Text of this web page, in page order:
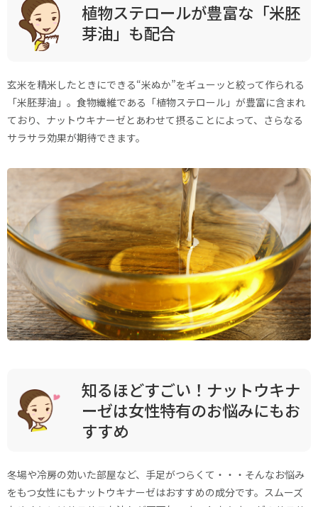
植物ステロールが豊富な「米胚
芽油」も配合
玄米を精米したときにできる“米ぬか”をギューッと絞って作られる
「米胚芽油」。食物繊維である「植物ステロール」が豊富に含まれ
ており、ナットウキナーゼとあわせて摂ることによって、さらなる
サラサラ効果が期待できます。
知るほどすごい！ナットウキナ
ーゼは女性特有のお悩みにもお
すすめ
冬場や冷房の効いた部屋など、手足がつらくて・・・そんなお悩み
をもつ女性にもナットウキナーゼはおすすめの成分です。スムーズ